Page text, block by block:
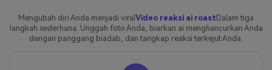
Mengubah diri Anda menjadi viral Video reaksi ai roast Dalam tiga
langkah sederhana. Unggah foto Anda, biarkan ai menghancurkan Anda
dengan panggang biadab, dan tangkap reaksi terkejut Anda.